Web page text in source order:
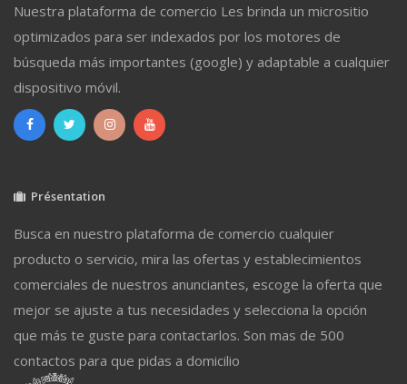
Nuestra plataforma de comercio Les brinda un micrositio
optimizados para ser indexados por los motores de
búsqueda más importantes (google) y adaptable a cualquier
dispositivo móvil.
Présentation
Busca en nuestro plataforma de comercio cualquier
producto o servicio, mira las ofertas y establecimientos
comerciales de nuestros anunciantes, escoge la oferta que
mejor se ajuste a tus necesidades y selecciona la opción
que más te guste para contactarlos. Son mas de 500
contactos para que pidas a domicilio